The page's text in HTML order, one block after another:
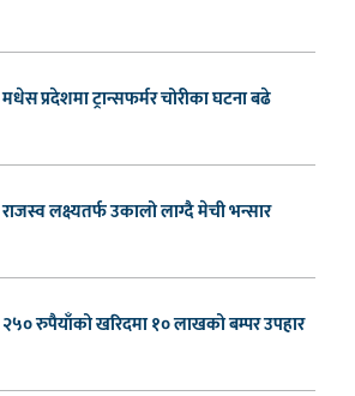
मधेस प्रदेशमा ट्रान्सफर्मर चोरीका घटना बढे
राजस्व लक्ष्यतर्फ उकालो लाग्दै मेची भन्सार
२५० रुपैयाँको खरिदमा १० लाखको बम्पर उपहार